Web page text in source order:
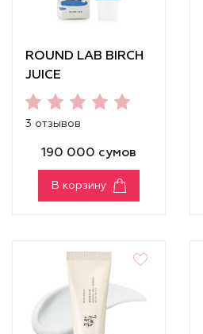
ROUND LAB BIRCH
JUICE
MOISTURIZING
SUNSCREEN
3 отзывов
190 000 сумов
В корзину